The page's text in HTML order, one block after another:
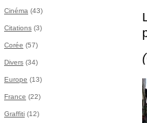
Cinéma (43)
Citations (3)
Corée (57)
Divers (34)
Europe (13)
France (22)
Graffiti (12)